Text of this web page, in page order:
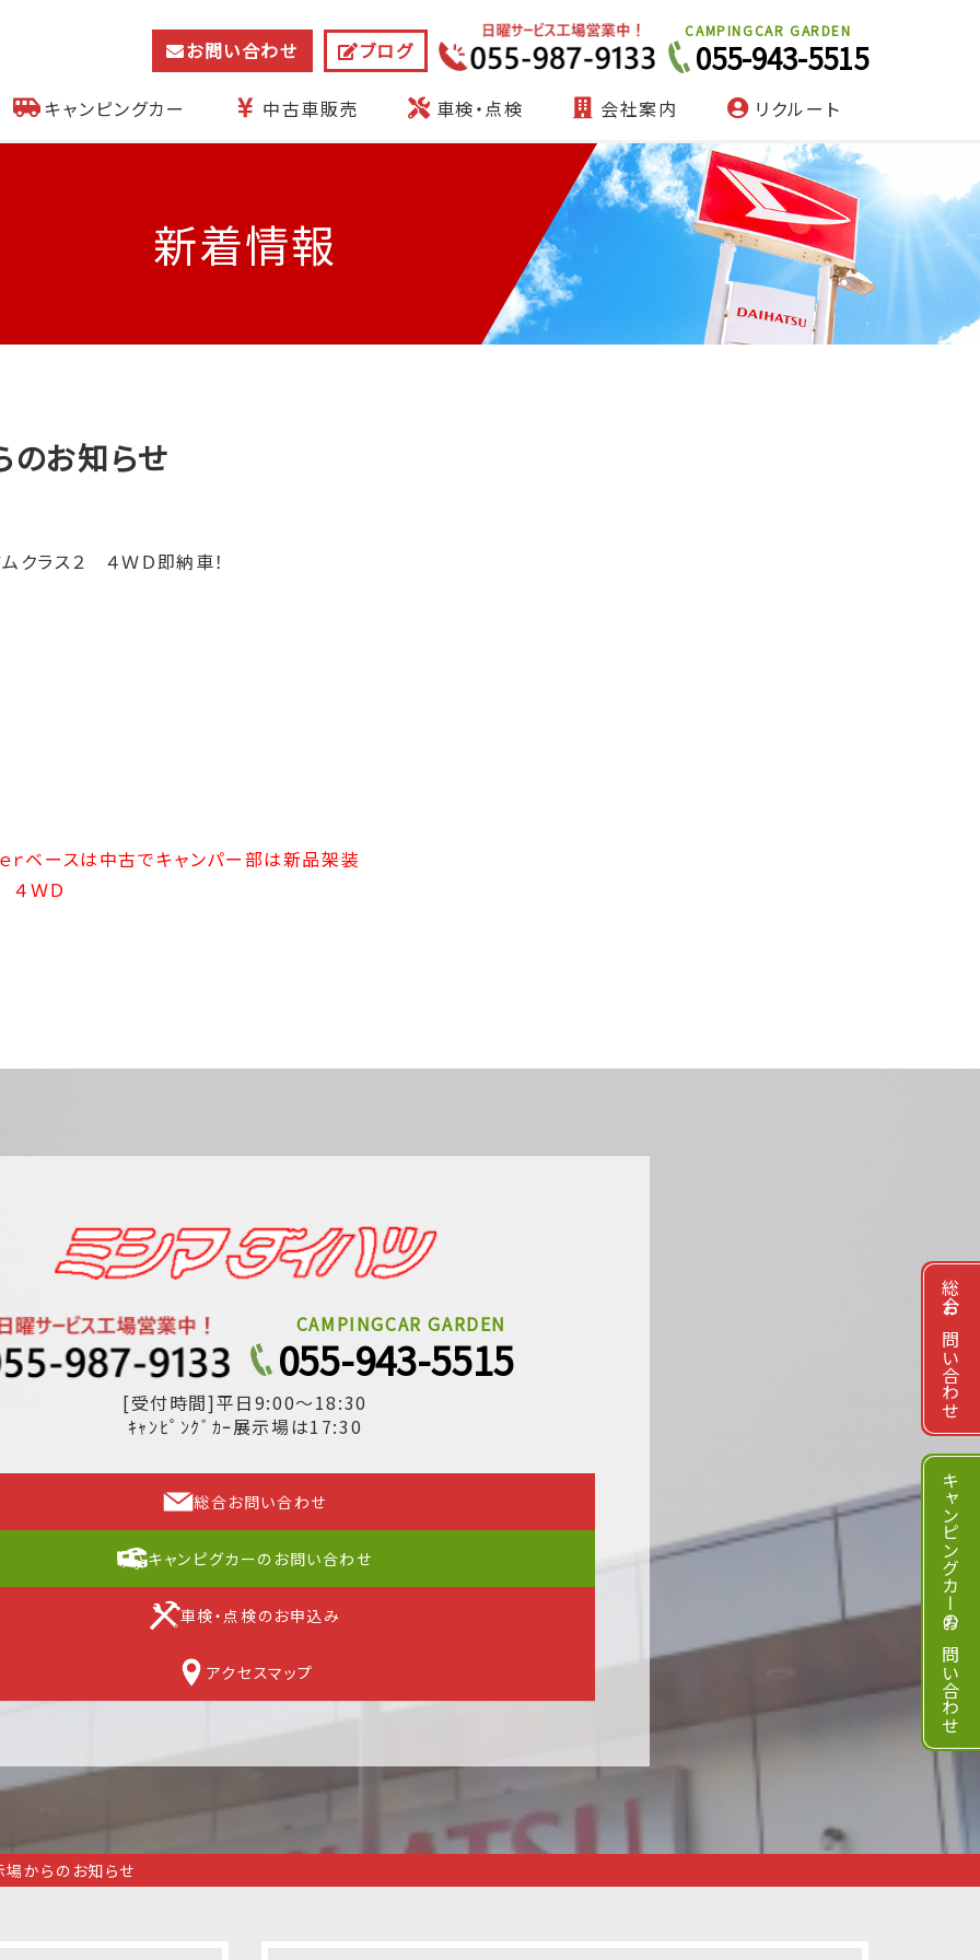
お問い合わせ ブログ
CAMPINGCAR GARDEN
055-943-5515
キャンピングカー 中古車販売 車検・点検 会社案内 リクルート
新着情報
のお知らせ
クラス２ ４ＷＤ即納車！
ｒベースは中古でキャンパー部は新品架装
ＷＤ
CAMPINGCAR GARDEN
055-943-5515
[受付時間]平日9:00～18:30
ｷｬﾝﾋﾟﾝｸﾞｶｰ展示場は17:30
総合お問い合わせ
キャンピグカーのお問い合わせ
車検・点検のお申込み
アクセスマップ
場からのお知らせ
総合お問い合わせ
キャンピングカーのお問い合わせ